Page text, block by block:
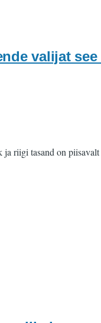
valijat see
riigi tasand on